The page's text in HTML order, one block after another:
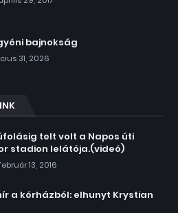
bajnokság
31, 2026
telt volt a Napos úti
stadion lelátója.(videó)
13, 2016
a kórházból: elhunyt Krystian